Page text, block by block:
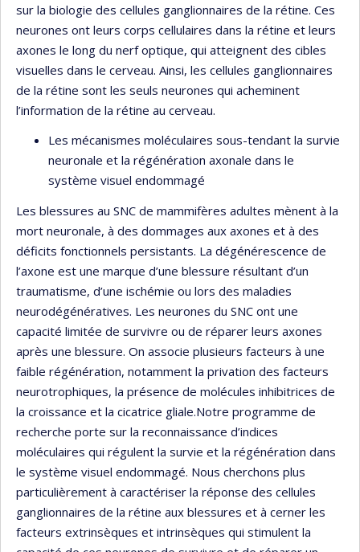
sur la biologie des cellules ganglionnaires de la rétine. Ces
neurones ont leurs corps cellulaires dans la rétine et leurs
axones le long du nerf optique, qui atteignent des cibles
visuelles dans le cerveau. Ainsi, les cellules ganglionnaires
de la rétine sont les seuls neurones qui acheminent
l’information de la rétine au cerveau.
Les mécanismes moléculaires sous-tendant la survie
neuronale et la régénération axonale dans le
système visuel endommagé
Les blessures au SNC de mammifères adultes mènent à la
mort neuronale, à des dommages aux axones et à des
déficits fonctionnels persistants. La dégénérescence de
l’axone est une marque d’une blessure résultant d’un
traumatisme, d’une ischémie ou lors des maladies
neurodégénératives. Les neurones du SNC ont une
capacité limitée de survivre ou de réparer leurs axones
après une blessure. On associe plusieurs facteurs à une
faible régénération, notamment la privation des facteurs
neurotrophiques, la présence de molécules inhibitrices de
la croissance et la cicatrice gliale.Notre programme de
recherche porte sur la reconnaissance d’indices
moléculaires qui régulent la survie et la régénération dans
le système visuel endommagé. Nous cherchons plus
particulièrement à caractériser la réponse des cellules
ganglionnaires de la rétine aux blessures et à cerner les
facteurs extrinsèques et intrinsèques qui stimulent la